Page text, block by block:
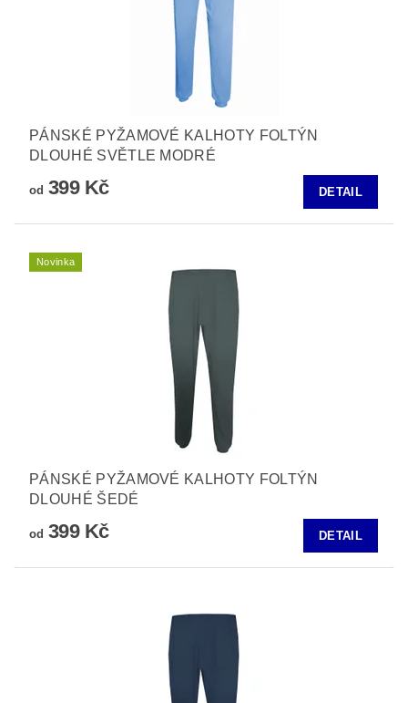
PÁNSKÉ PYŽAMOVÉ KALHOTY FOLTÝN
DLOUHÉ SVĚTLE MODRÉ
od 399 Kč DETAIL
Novinka
PÁNSKÉ PYŽAMOVÉ KALHOTY FOLTÝN
DLOUHÉ ŠEDÉ
od 399 Kč DETAIL